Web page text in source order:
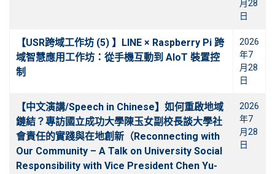
月28
日
【USR跨域工作坊 (5) 】LINE × Raspberry Pi 跨
域智慧應用工作坊：從手機互動到 AIoT 裝置控
制
2026
年7
月28
日
【中文演講/Speech in Chinese】如何重啟地域
鏈結？專訪國立成功大學陳玉女副校長談大學社
會責任的實踐與在地創新（Reconnecting with
Our Community – A Talk on University Social
Responsibility with Vice President Chen Yu-
2026
年7
月28
日